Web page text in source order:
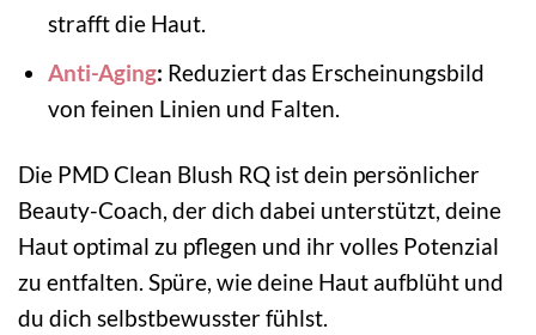
strafft die Haut.
Anti-Aging: Reduziert das Erscheinungsbild
von feinen Linien und Falten.
Die PMD Clean Blush RQ ist dein persönlicher
Beauty-Coach, der dich dabei unterstützt, deine
Haut optimal zu pflegen und ihr volles Potenzial
zu entfalten. Spüre, wie deine Haut aufblüht und
du dich selbstbewusster fühlst.